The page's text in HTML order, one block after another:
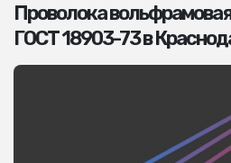
Проволока
ГОСТ 18903-73 в